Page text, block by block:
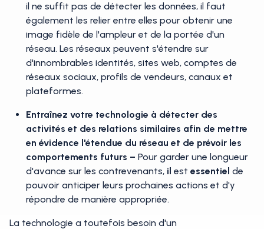
il ne suffit pas de détecter les données, il faut
également les relier entre elles pour obtenir une
image fidèle de l'ampleur et de la portée d'un
réseau. Les réseaux peuvent s'étendre sur
d'innombrables identités, sites web, comptes de
réseaux sociaux, profils de vendeurs, canaux et
plateformes.
Entraînez votre technologie à détecter des
activités et des relations similaires afin de mettre
en évidence l'étendue du réseau et de prévoir les
comportements futurs – Pour garder une longueur
d'avance sur les contrevenants, il est essentiel de
pouvoir anticiper leurs prochaines actions et d'y
répondre de manière appropriée.
La technologie a toutefois besoin d'un